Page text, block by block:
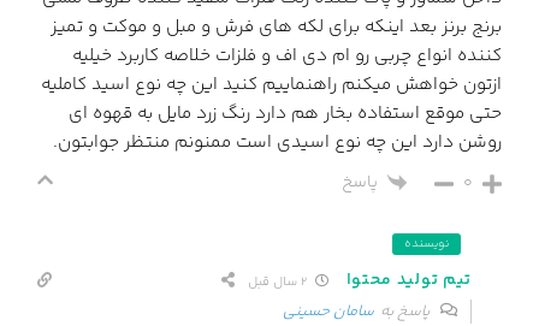
برنج برنز بعد اینکه برای لکه های فرش و مبل و موکت و تمیز
کننده انواع چربی رو ام دی اف و فلزات خلاصه کاربرد خیلیه
ازتون خواهش میکنم راهنماییم کنید این چه نوع اسید کاملیه
حتی موقع استفاده بخار هم دارد رنگ زرد مایل به قهوه ای
روشن دارد این چه نوع اسیدی است ممنونم منتظر جوابتون.
0 پاسخ
نویسنده
تیم تولید محتوا 2 سال قبل
پاسخ به سامان حسینی